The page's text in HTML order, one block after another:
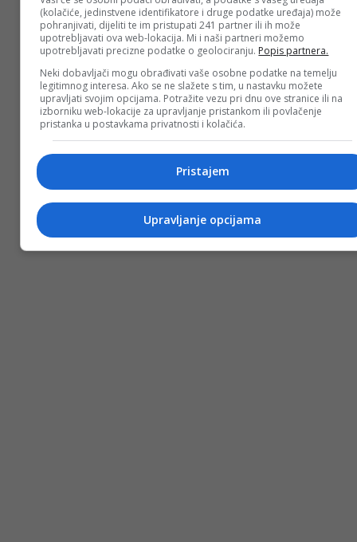
(kolačiće, jedinstvene identifikatore i druge podatke uređaja) može
pohranjivati, dijeliti te im pristupati 241 partner ili ih može
upotrebljavati ova web-lokacija. Mi i naši partneri možemo
upotrebljavati precizne podatke o geolociranju. Popis partnera.
Neki dobavljači mogu obrađivati vaše osobne podatke na temelju
legitimnog interesa. Ako se ne slažete s tim, u nastavku možete
upravljati svojim opcijama. Potražite vezu pri dnu ove stranice ili na
izborniku web-lokacije za upravljanje pristankom ili povlačenje
pristanka u postavkama privatnosti i kolačića.
Pristajem
Upravljanje opcijama